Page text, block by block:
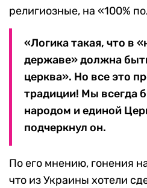
религиозные, на «100%
«Логика такая, что в
державе» должна
церква». Но все это
традиции! Мы всегда
народом и единой
подчеркнул он.
По его мнению, гонения
что из Украины хотели